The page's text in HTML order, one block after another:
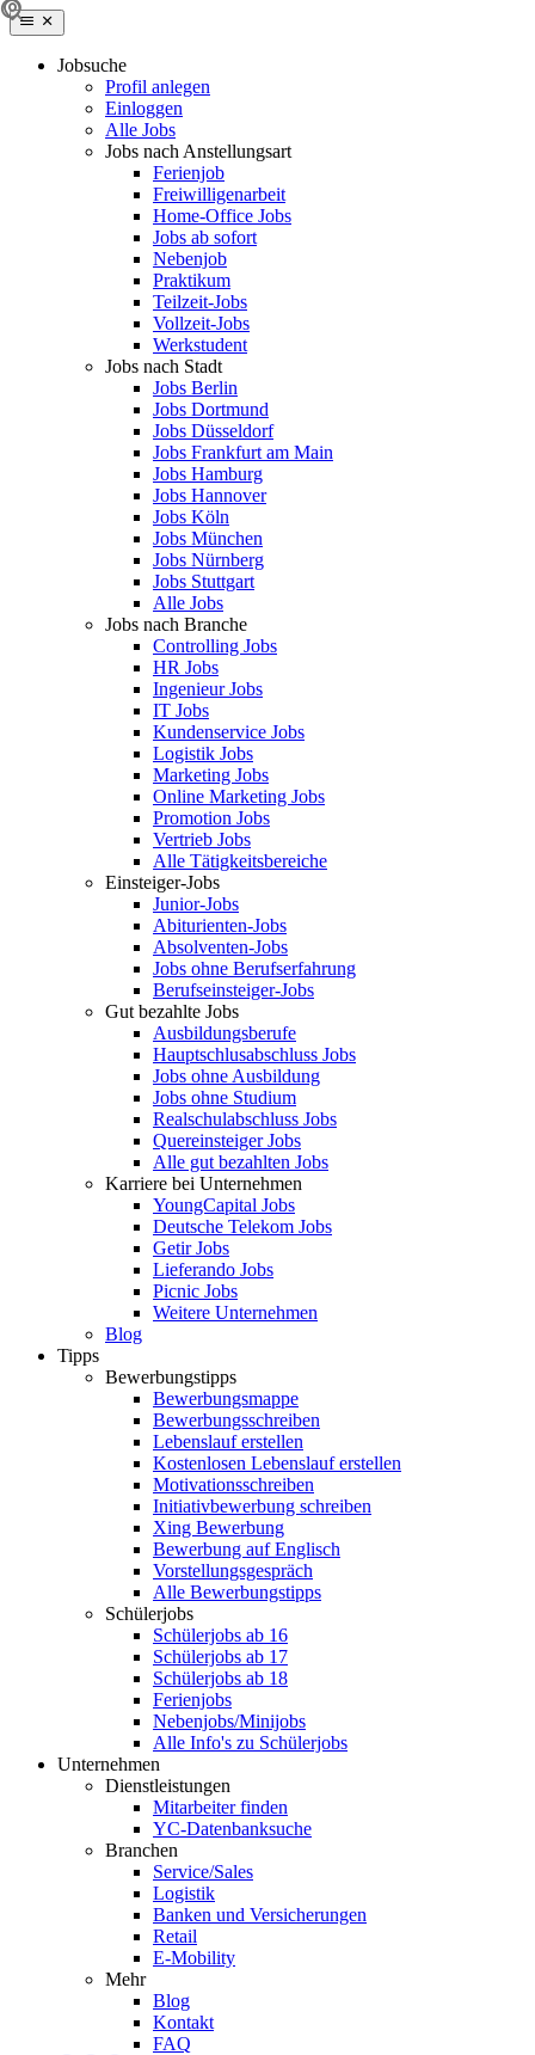
Jobsuche
Profil anlegen
Einloggen
Alle Jobs
Jobs nach Anstellungsart
Ferienjob
Freiwilligenarbeit
Home-Office Jobs
Jobs ab sofort
Nebenjob
Praktikum
Teilzeit-Jobs
Vollzeit-Jobs
Werkstudent
Jobs nach Stadt
Jobs Berlin
Jobs Dortmund
Jobs Düsseldorf
Jobs Frankfurt am Main
Jobs Hamburg
Jobs Hannover
Jobs Köln
Jobs München
Jobs Nürnberg
Jobs Stuttgart
Alle Jobs
Jobs nach Branche
Controlling Jobs
HR Jobs
Ingenieur Jobs
IT Jobs
Kundenservice Jobs
Logistik Jobs
Marketing Jobs
Online Marketing Jobs
Promotion Jobs
Vertrieb Jobs
Alle Tätigkeitsbereiche
Einsteiger-Jobs
Junior-Jobs
Abiturienten-Jobs
Absolventen-Jobs
Jobs ohne Berufserfahrung
Berufseinsteiger-Jobs
Gut bezahlte Jobs
Ausbildungsberufe
Hauptschlusabschluss Jobs
Jobs ohne Ausbildung
Jobs ohne Studium
Realschulabschluss Jobs
Quereinsteiger Jobs
Alle gut bezahlten Jobs
Karriere bei Unternehmen
YoungCapital Jobs
Deutsche Telekom Jobs
Getir Jobs
Lieferando Jobs
Picnic Jobs
Weitere Unternehmen
Blog
Tipps
Bewerbungstipps
Bewerbungsmappe
Bewerbungsschreiben
Lebenslauf erstellen
Kostenlosen Lebenslauf erstellen
Motivationsschreiben
Initiativbewerbung schreiben
Xing Bewerbung
Bewerbung auf Englisch
Vorstellungsgespräch
Alle Bewerbungstipps
Schülerjobs
Schülerjobs ab 16
Schülerjobs ab 17
Schülerjobs ab 18
Ferienjobs
Nebenjobs/Minijobs
Alle Info's zu Schülerjobs
Unternehmen
Dienstleistungen
Mitarbeiter finden
YC-Datenbanksuche
Branchen
Service/Sales
Logistik
Banken und Versicherungen
Retail
E-Mobility
Mehr
Blog
Kontakt
FAQ